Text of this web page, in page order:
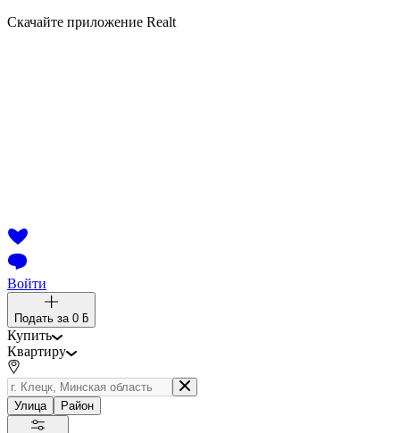
Скачайте приложение Realt
Войти
Подать за 0 ƃ
Купить
Квартиру
Улица Район